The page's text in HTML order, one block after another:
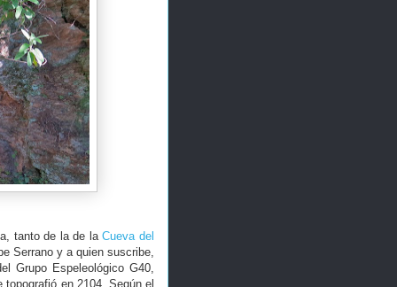
tanto de la de laCueva del
Serrano y a quien suscribe,
Grupo Espeleológico G40,
en 2104. Según el